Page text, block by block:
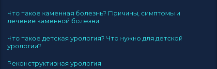
Что такое каменная болезнь? Причины, симптомы и
лечение каменной болезни
Что такое детская урология? Что нужно для детской
урологии?
Реконструктивная урология